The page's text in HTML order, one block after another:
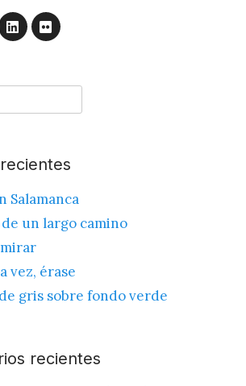
LinkedIn
Flickr
Salamanca
un largo camino
vez, érase
gris sobre fondo verde
recientes